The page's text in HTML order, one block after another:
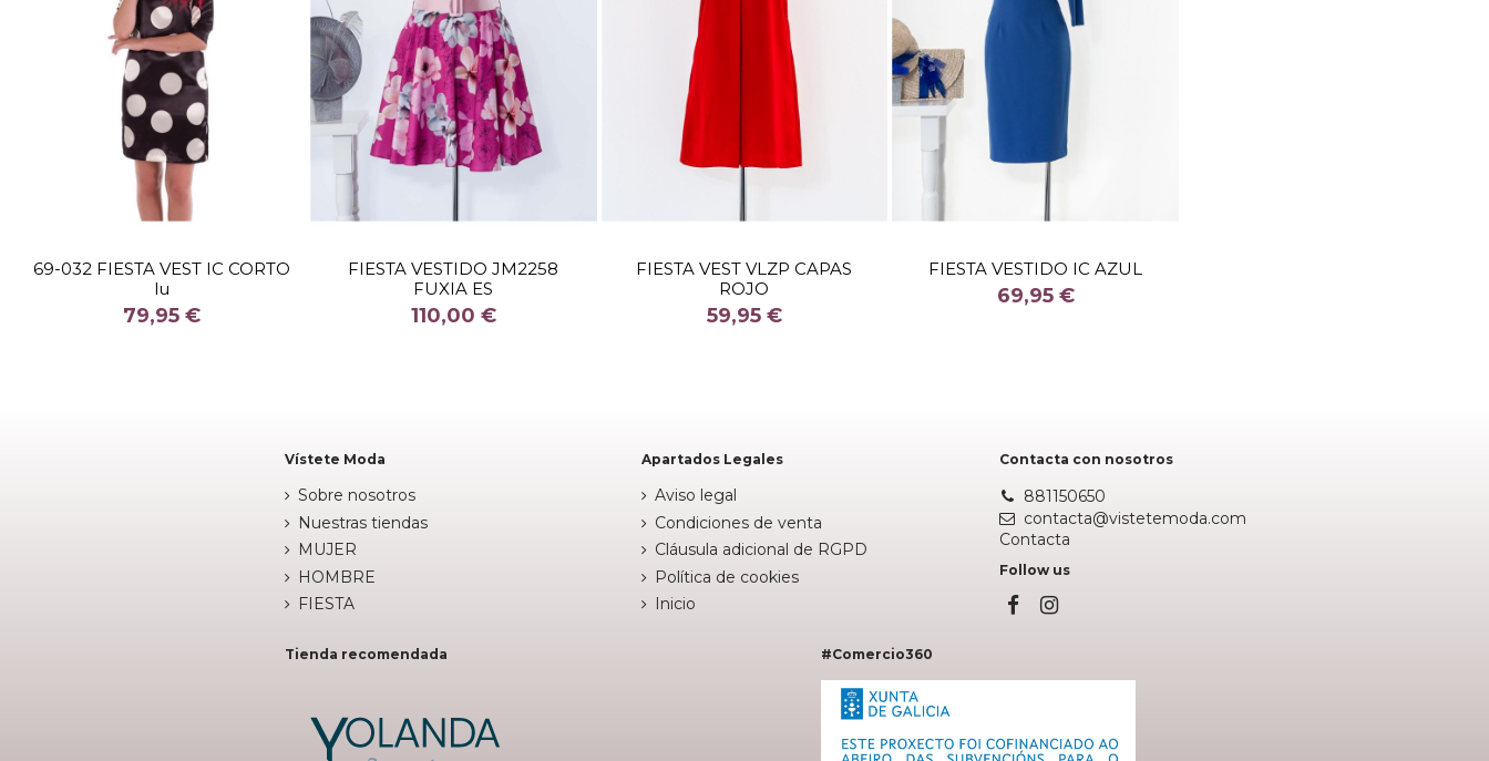
69-032 FIESTA VEST IC CORTO
lu
79,95 €
TALLA
COLOR
FIESTA VESTIDO JM2258
FUXIA ES
110,00 €
TALLA
COLOR
FIESTA VEST VLZP CAPAS
ROJO
59,95 €
TALLA
COLOR
FIESTA VESTIDO IC AZUL
69,95 €
TALLA
COLOR
Vístete Moda
Sobre nosotros
Nuestras tiendas
MUJER
HOMBRE
FIESTA
Apartados Legales
Aviso legal
Condiciones de venta
Cláusula adicional de RGPD
Política de cookies
Inicio
Contacta con nosotros
881150650
contacta@vistetemoda.com
Contacta
Follow us
Tienda recomendada #Comercio360